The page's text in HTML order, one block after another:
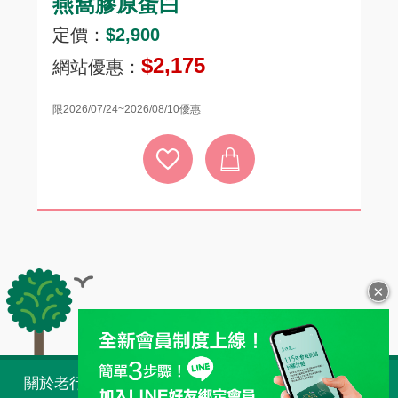
定價：$2,900
網站優惠： $2,175
限2026/07/24~2026/08/10優惠
全站導覽
最新消息
關於老行家 Taiwan 購物須知 常見問題 人才招募
×